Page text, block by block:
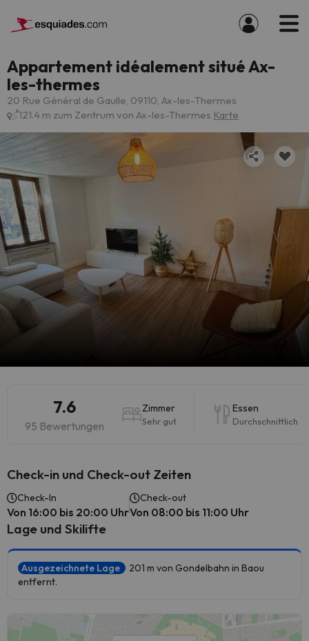
Appartement idéalement situé Ax-
les-thermes
20 Rue Général de Gaulle, 09110, Ax-les-Thermes
121.4 m zum Zentrum von Ax-les-Thermes Karte
7.6
95 Bewertungen
Zimmer
Sehr gut
Essen
Durchschnittlich
Check-in und Check-out Zeiten
Check-In
Von 16:00 bis 20:00 Uhr
Check-out
Von 08:00 bis 11:00 Uhr
Lage und Skilifte
Ausgezeichnete Lage
201 m von Gondelbahn in Baou
entfernt.